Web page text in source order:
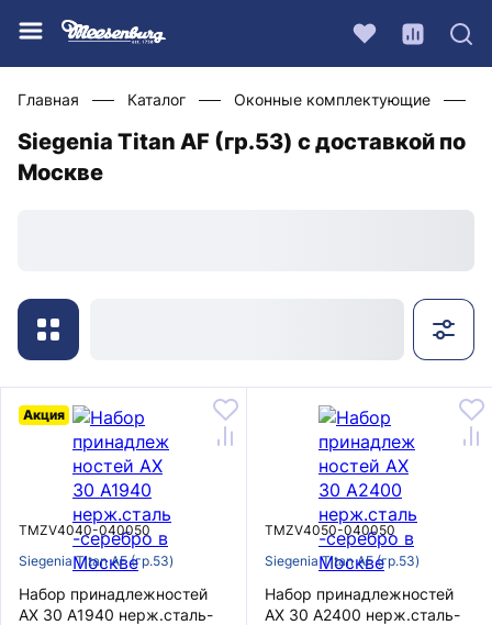
Главная Каталог Оконные комплектующие
Siegenia Titan AF (гр.53) с доставкой по
Москве
TMZV4040-040050
Siegenia Titan AF (гр.53)
Акция
Набор принадлежностей
AX 30 A1940 нерж.сталь-
TMZV4050-040050
Siegenia Titan AF (гр.53)
Набор принадлежностей
AX 30 A2400 нерж.сталь-